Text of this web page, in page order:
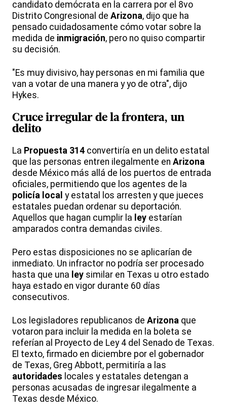
candidato demócrata en la carrera por el 8vo
Distrito Congresional de Arizona, dijo que ha
pensado cuidadosamente cómo votar sobre la
medida de inmigración, pero no quiso compartir
su decisión.
"Es muy divisivo, hay personas en mi familia que
van a votar de una manera y yo de otra", dijo
Hykes.
Cruce irregular de la frontera, un
delito
La Propuesta 314 convertiría en un delito estatal
que las personas entren ilegalmente en Arizona
desde México más allá de los puertos de entrada
oficiales, permitiendo que los agentes de la
policía local y estatal los arresten y que jueces
estatales puedan ordenar su deportación.
Aquellos que hagan cumplir la ley estarían
amparados contra demandas civiles.
Pero estas disposiciones no se aplicarían de
inmediato. Un infractor no podría ser procesado
hasta que una ley similar en Texas u otro estado
haya estado en vigor durante 60 días
consecutivos.
Los legisladores republicanos de Arizona que
votaron para incluir la medida en la boleta se
referían al Proyecto de Ley 4 del Senado de Texas.
El texto, firmado en diciembre por el gobernador
de Texas, Greg Abbott, permitiría a las
autoridades locales y estatales detengan a
personas acusadas de ingresar ilegalmente a
Texas desde México.